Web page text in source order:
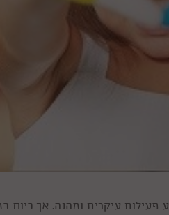
עיקרית ומהנה. אך כיום